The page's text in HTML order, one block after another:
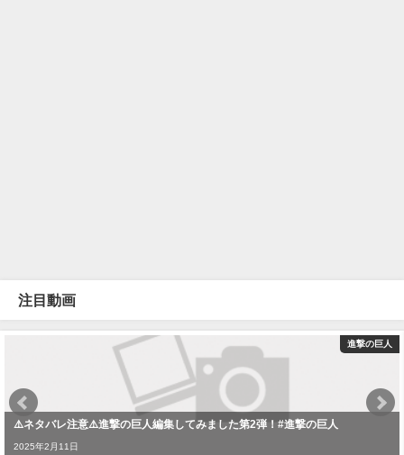
注目動画
進撃の巨人
⚠️ネタバレ注意⚠️進撃の巨人編集してみました第2弾！#進撃の巨人
2025年2月11日